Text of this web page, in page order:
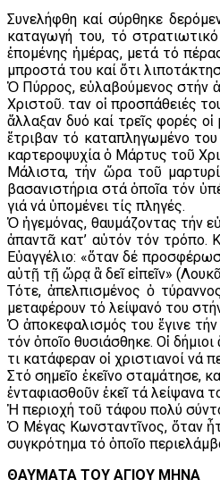
Συνελήφθη καί σύρθηκε
καταγωγή του, τό
ἑπομένης ἡμέρας, μετά τό
μπροστά του καί ὅτι
Ὁ Πύρρος, εὐλαβούμενος στήν
Χριστοῦ. Ὅταν οἱ προσπάθειές
ἄλλαξαν δυό καί τρεῖς φορές
ἔτριβαν τό καταπληγωμένο
καρτεροψυχία ὁ Μάρτυς τοῦ
Μάλιστα, τήν ὥρα τοῦ
βασανιστήρια στά ὁποῖα τόν
γιά νά ὑπομένει τίς πληγές.
Ὁ ἡγεμόνας, θαυμάζοντας τήν
ἀπαντᾶ κατ’ αὐτόν τόν τρόπο.
Εὐαγγέλιο: «ὅταν δέ
αὐτῇ τῇ ὥρᾳ ἃ δεῖ εἰπεῖν»
Τότε, ἀπελπισμένος ὁ
μεταφέρουν τό λείψανό του
Ὁ ἀποκεφαλισμός του ἔγινε
τόν ὁποῖο θυσιάσθηκε. Οἱ
Ὅτι κατάφεραν οἱ χριστιανοί
Στό σημεῖο ἐκεῖνο σταμάτησε,
ἐνταφιασθοῦν ἐκεῖ τά λείψανα
Ἡ περιοχή τοῦ τάφου πολύ
Ὁ Μέγας Κωνσταντῖνος, ὅταν
συγκρότημα τό ὁποῖο
ΘΑΥΜΑΤΑ ΤΟΥ ΑΓΙΟΥ ΜΗΝΑ